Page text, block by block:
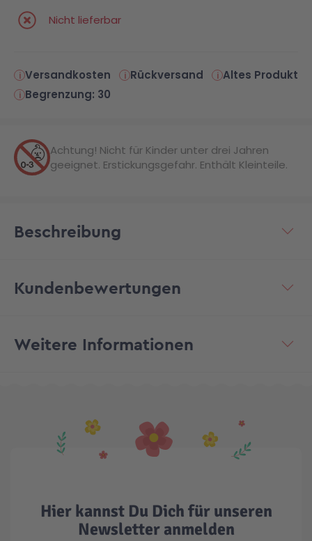
Nicht lieferbar
Versandkosten Rückversand
Altes Produkt
Begrenzung: 30
Achtung! Nicht für Kinder unter drei Jahren
geeignet. Erstickungsgefahr. Enthält Kleinteile.
Beschreibung
Kundenbewertungen
Weitere Informationen
Hier kannst Du Dich für unseren
Newsletter anmelden